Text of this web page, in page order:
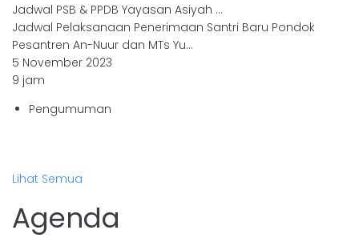
Jadwal PSB & PPDB Yayasan Asiyah …
Jadwal Pelaksanaan Penerimaan Santri Baru Pondok
Pesantren An-Nuur dan MTs Yu…
5 November 2023
9 jam
Pengumuman
Lihat Semua
Agenda